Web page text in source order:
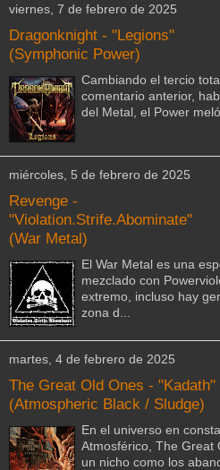
viernes, 7 de febrero de 2025
Dragonknight - "Legions"
(Symphonic Power)
Cambiando el tercio
comentario anterior,
del Metal, el Power
miércoles, 5 de febrero de 2025
Revenge -
"Violation.Strife.Abominate"
(War Metal)
El War Metal es una
mezclado con
extremo, incluso hay
zona d...
martes, 4 de febrero de 2025
The Great Old Ones - "Kadath"
(Atmospheric Black / Sludge)
En el universo en
Atmosférico, The Great
un nicho como los